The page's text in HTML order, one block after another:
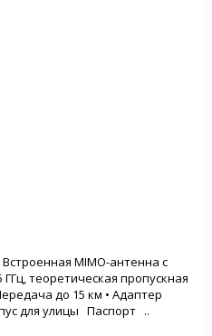
MIMO-антенна с
теоретическая пропускная
до 15 км • Адаптер
для улицы Паспорт ..